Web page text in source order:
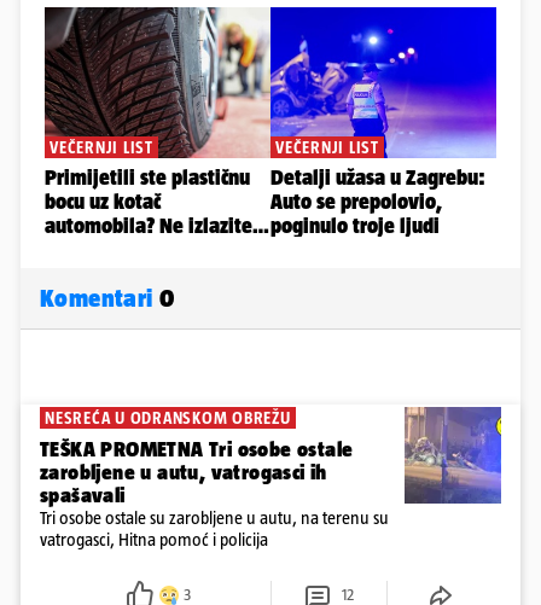
Komentari 0
NESREĆA U ODRANSKOM OBREŽU
TEŠKA PROMETNA Tri osobe ostale
zarobljene u autu, vatrogasci ih
spašavali
Tri osobe ostale su zarobljene u autu, na terenu su
vatrogasci, Hitna pomoć i policija
3 12